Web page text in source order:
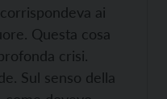
ai
Questa cosa
crisi.
Sul senso della